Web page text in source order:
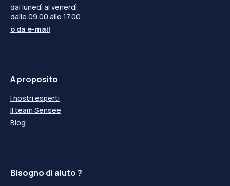
dal lunedì al venerdì
dalle 09.00 alle 17.00
o da e-mail
A proposito
I nostri esperti
Il team Sensee
Blog
Bisogno di aiuto ?